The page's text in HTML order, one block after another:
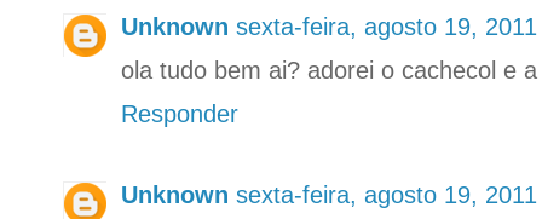
Unknown sexta-feira, agosto 19,
ola tudo bem ai? adorei o cachecol e
Responder
Unknown sexta-feira, agosto 19,